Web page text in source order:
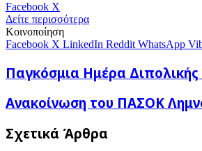
Facebook X
μέσω
E-
mail
Δείτε περισσότερα
Κοινοποίηση
Facebook X LinkedIn Reddit WhatsApp
Παγκόσμια
Ημέρα
Διαταραχής
Όσα
πρέπει
Παγκόσμια Ημέρα
Ανακοίνωση
του
Λημνου
Ανακοίνωση του ΠΑΣΟΚ
Σχετικά Άρθρα